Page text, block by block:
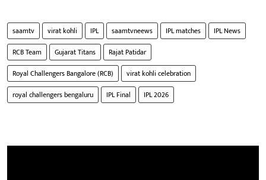
saamtv virat kohli IPL saamtvneews IPL matches
IPL News
RCB Team
Gujarat Titans
Rajat Patidar
Royal Challengers Bangalore (RCB)
virat kohli celebration
royal challengers bengaluru
IPL Final IPL 2026